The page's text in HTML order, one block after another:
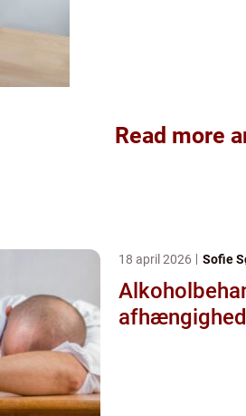
Read more
18 april 2026 Sofie
Alkoholbehandling